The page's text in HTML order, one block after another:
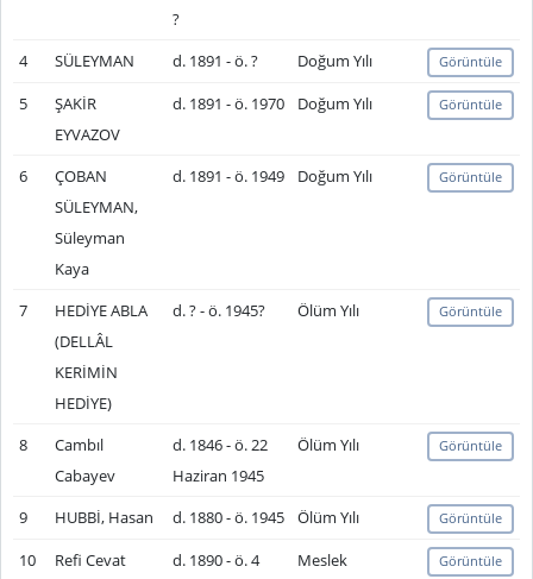
?
4 SÜLEYMAN d. 1891 - ö. ? Doğum Yılı Görüntüle
5
ŞAKİR
EYVAZOV
d. 1891 - ö. 1970 Doğum Yılı Görüntüle
6
ÇOBAN
SÜLEYMAN,
Süleyman
Kaya
d. 1891 - ö. 1949 Doğum Yılı Görüntüle
7
HEDİYE ABLA
(DELLÂL
KERİMİN
HEDİYE)
d. ? - ö. 1945? Ölüm Yılı Görüntüle
8
Cambıl
Cabayev
d. 1846 - ö. 22
Haziran 1945
Ölüm Yılı Görüntüle
9 HUBBİ, Hasan d. 1880 - ö. 1945 Ölüm Yılı Görüntüle
10
Refi Cevat
d. 1890 - ö. 4
Meslek Görüntüle